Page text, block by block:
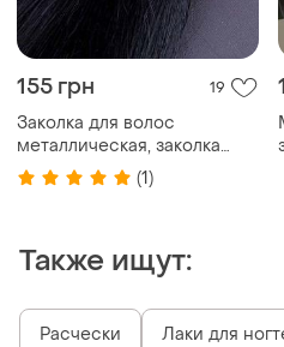
155 грн 19
Заколка для волос
металлическая, заколка
автомат
(1)
Также ищут:
Расчески Лаки для